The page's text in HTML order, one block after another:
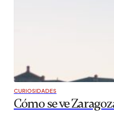
CURIOSIDADES
Cómo se ve